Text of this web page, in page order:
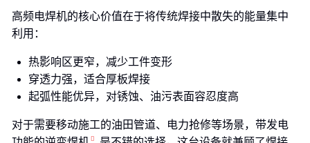
高频电焊机的核心价值在于将传统焊接中散失的能量集中
利用：
热影响区更窄，减少工件变形
穿透力强，适合厚板焊接
起弧性能优异，对锈蚀、油污表面容忍度高
对于需要移动施工的油田管道、电力抢修等场景，带发电